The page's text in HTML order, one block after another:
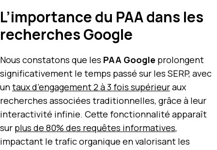
L’importance du PAA dans les
recherches Google
Nous constatons que les PAA Google prolongent
significativement le temps passé sur les SERP, avec
untaux d’engagement 2 à 3 fois supérieuraux
recherches associées traditionnelles, grâce à leur
interactivité infinie. Cette fonctionnalité apparaît
sur plus de 80% des requêtes informatives,
impactant le trafic organique en valorisant les